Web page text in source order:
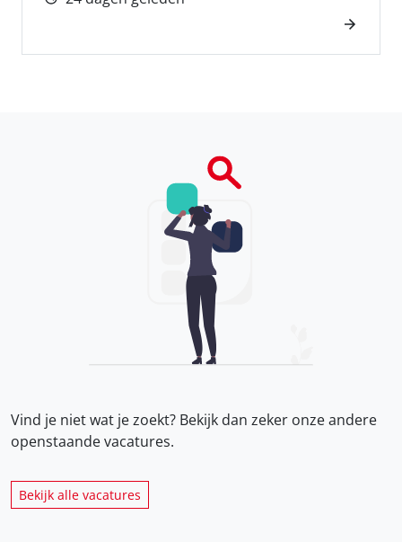
Vind je niet wat je zoekt? Bekijk dan zeker onzeandere
openstaande vacatures.
Bekijk alle vacatures